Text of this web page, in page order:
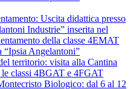
Uscita didattica presso
Industrie” inserita nel
della classe 4EMAT
“Ipsia Angelantoni”
territorio: visita alla Cantina
classi 4BGAT e 4FGAT
Biologico: dal 6 al 12